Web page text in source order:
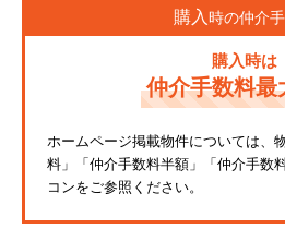
購入時の仲介
購入時は
仲介手数料最
ホームページ掲載物件については、
料」「仲介手数料半額」「仲介手数
コンをご参照ください。